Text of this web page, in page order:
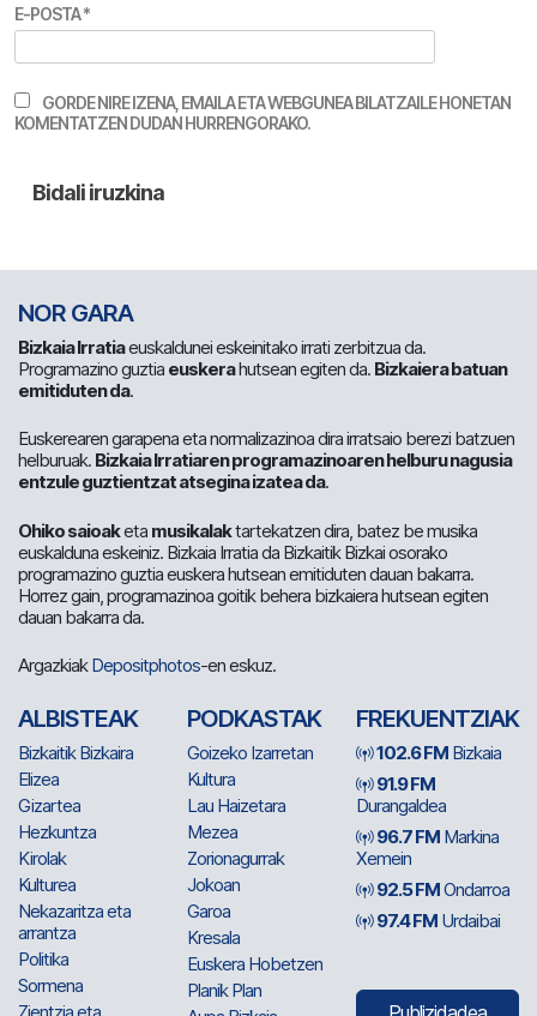
E-POSTA*
GORDE NIRE IZENA, EMAILA ETA WEBGUNEA BILATZAILE HONETAN
KOMENTATZEN DUDAN HURRENGORAKO.
NOR GARA
Bizkaia Irratiaeuskaldunei eskeinitako irrati zerbitzua da.
Programazino guztia euskerahutsean egiten da. Bizkaiera batuan
emitiduten da.
Euskerearen garapena eta normalizazinoa dira irratsaio berezi batzuen
helburuak. Bizkaia Irratiaren programazinoaren helburu nagusia
entzule guztientzat atsegina izatea da.
Ohiko saioaketa musikalaktartekatzen dira, batez be musika
euskalduna eskeiniz. Bizkaia Irratia da Bizkaitik Bizkai osorako
programazino guztia euskera hutsean emitiduten dauan bakarra.
Horrez gain, programazinoa goitik behera bizkaiera hutsean egiten
dauan bakarra da.
ArgazkiakDepositphotos-en eskuz.
ALBISTEAK
Bizkaitik Bizkaira
Elizea
Gizartea
Hezkuntza
Kirolak
Kulturea
Nekazaritza eta
arrantza
Politika
Sormena
PODKASTAK
Goizeko Izarretan
Kultura
Lau Haizetara
Mezea
Zorionagurrak
Jokoan
Garoa
Kresala
Euskera Hobetzen
Planik Plan
FREKUENTZIAK
102.6 FM Bizkaia
91.9 FM
Durangaldea
96.7 FM Markina
Xemein
92.5 FMOndarroa
97.4 FM Urdaibai